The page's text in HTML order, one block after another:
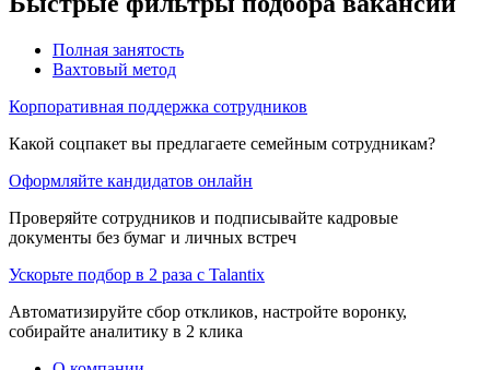
Полная занятость
Вахтовый метод
Корпоративная поддержка сотрудников
Какой соцпакет вы предлагаете семейным сотрудникам?
Оформляйте кандидатов онлайн
Проверяйте сотрудников и подписывайте кадровые
документы без бумаг и личных встреч
Ускорьте подбор в 2 раза с Talantix
Автоматизируйте сбор откликов, настройте воронку,
собирайте аналитику в 2 клика